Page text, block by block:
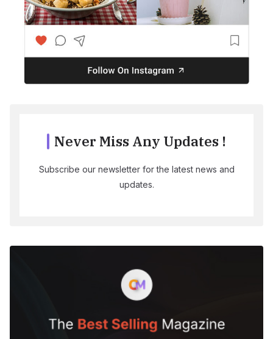
Never Miss Any Updates !
Subscribe our newsletter for the latest news and
updates.